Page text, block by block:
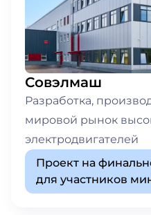
Совэлмаш
Разработка,
мировой рынок
электродвигателей
Проект на
для участников